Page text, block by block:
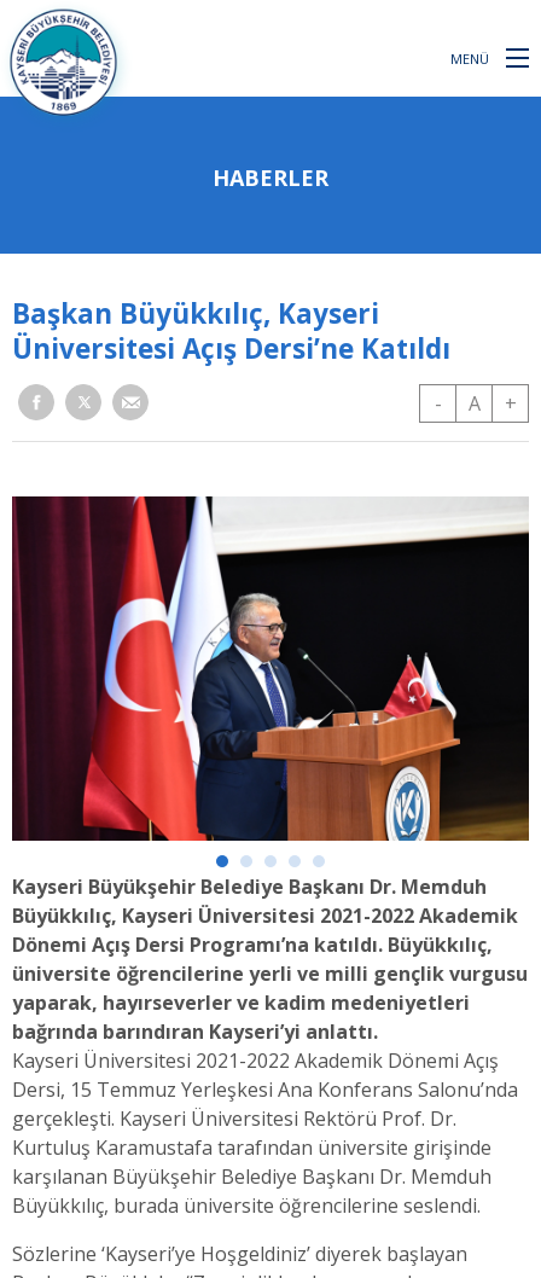
MENÜ
HABERLER
Başkan Büyükkılıç, Kayseri
Üniversitesi Açış Dersi’ne Katıldı
- A +
Kayseri Büyükşehir Belediye Başkanı Dr. Memduh
Büyükkılıç, Kayseri Üniversitesi 2021-2022 Akademik
Dönemi Açış Dersi Programı’na katıldı. Büyükkılıç,
üniversite öğrencilerine yerli ve milli gençlik vurgusu
yaparak, hayırseverler ve kadim medeniyetleri
bağrında barındıran Kayseri’yi anlattı.
Kayseri Üniversitesi 2021-2022 Akademik Dönemi Açış
Dersi, 15 Temmuz Yerleşkesi Ana Konferans Salonu’nda
gerçekleşti. Kayseri Üniversitesi Rektörü Prof. Dr.
Kurtuluş Karamustafa tarafından üniversite girişinde
karşılanan Büyükşehir Belediye Başkanı Dr. Memduh
Büyükkılıç, burada üniversite öğrencilerine seslendi.
Sözlerine ‘Kayseri’ye Hoşgeldiniz’ diyerek başlayan